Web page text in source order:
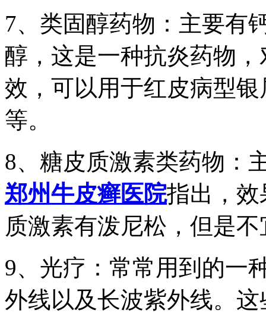
7、类固醇药物：主要有
醇，这是一种抗炎药物
效，可以用于红皮病型
等。
8、糖皮质激素类药物：
郑州牛皮癣医院指出，
质激素有泼尼松，但是
9、光疗：常常用到的一
外线以及长波紫外线。